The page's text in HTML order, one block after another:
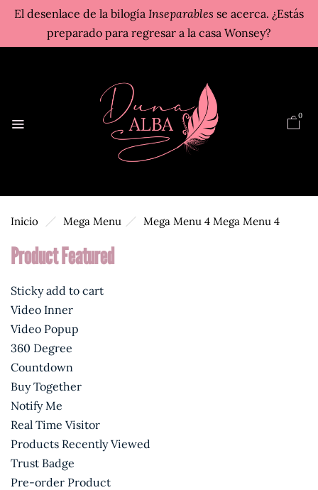
El desenlace de la bilogía Inseparables se acerca. ¿Estás
preparado para regresar a la casa Wonsey?
0
Inicio Mega Menu Mega Menu 4 Mega Menu 4
Product Featured
Sticky add to cart
Video Inner
Video Popup
360 Degree
Countdown
Buy Together
Notify Me
Real Time Visitor
Products Recently Viewed
Trust Badge
Pre-order Product